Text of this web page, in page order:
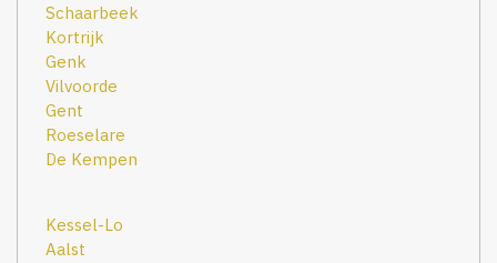
Schaarbeek
Kortrijk
Genk
Vilvoorde
Gent
Roeselare
De Kempen
Kessel-Lo
Aalst